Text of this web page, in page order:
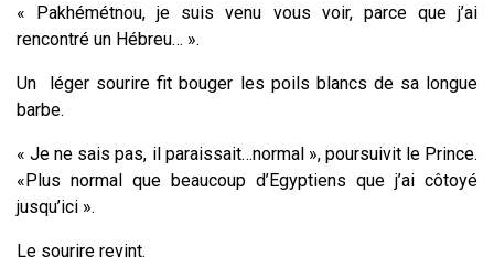
« Pakhémétnou, je suis venu vous voir, parce que j’ai
rencontré un Hébreu… ».
Un léger sourire fit bouger les poils blancs de sa longue
barbe.
« Je ne sais pas, il paraissait…normal », poursuivit le Prince.
«Plus normal que beaucoup d’Egyptiens que j’ai côtoyé
jusqu’ici ».
Le sourire revint.